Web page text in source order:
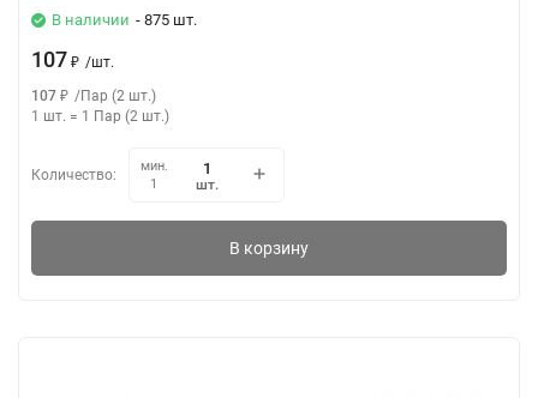
В наличии - 875 шт.
107 ₽ /шт.
107 ₽ /Пар (2 шт.)
1 шт. = 1 Пар (2 шт.)
Количество:
мин.
1
шт.
В корзину